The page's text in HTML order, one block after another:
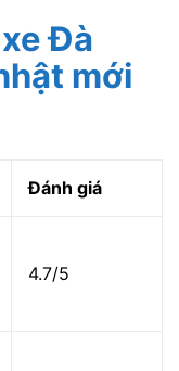
Đà
mới
Đánh giá
4.7/5